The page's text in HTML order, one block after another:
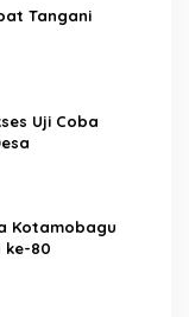
Tangani
Uji Coba
Kotamobagu
ke-80